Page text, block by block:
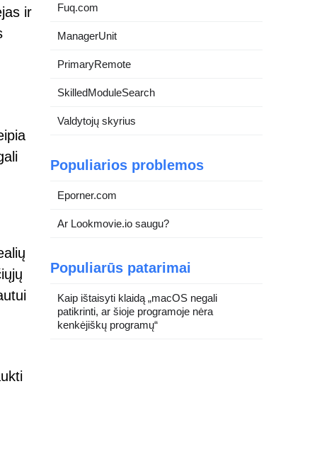
ir
Fuq.com
ManagerUnit
PrimaryRemote
SkilledModuleSearch
Valdytojų skyrius
Populiarios problemos
Eporner.com
Ar Lookmovie.io saugu?
Populiarūs patarimai
Kaip ištaisyti klaidą „macOS negali
patikrinti, ar šioje programoje nėra
kenkėjiškų programų“